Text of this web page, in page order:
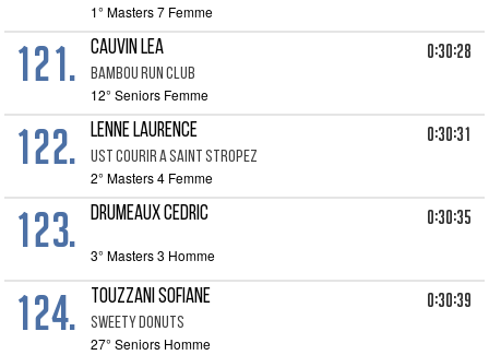
1° Masters 7 Femme
121. CAUVIN LEA
BAMBOU RUN CLUB
0:30:28
12° Seniors Femme
122. LENNE LAURENCE
UST COURIR A SAINT STROPEZ
0:30:31
2° Masters 4 Femme
123. DRUMEAUX CEDRIC 0:30:35
3° Masters 3 Homme
124. TOUZZANI SOFIANE
SWEETY DONUTS
0:30:39
27° Seniors Homme